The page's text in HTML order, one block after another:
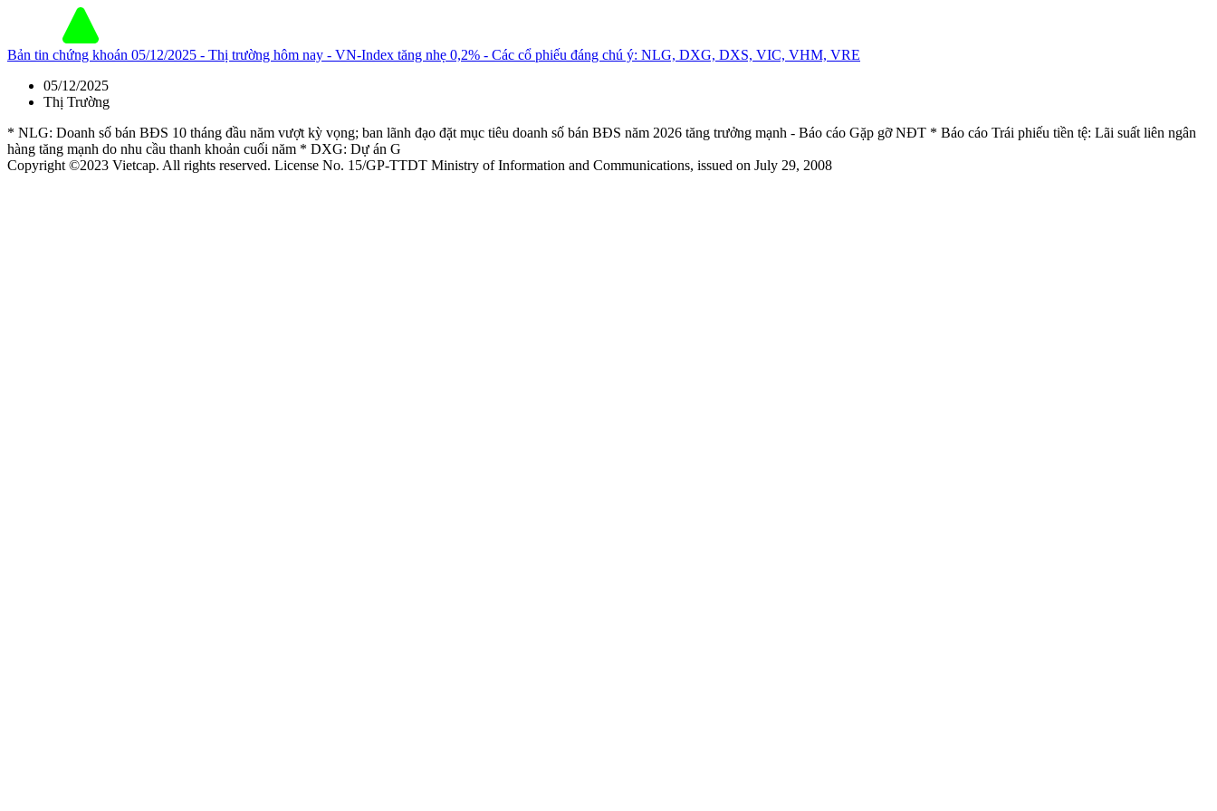
Bản tin chứng khoán 05/12/2025 - Thị trường hôm nay - VN-Index tăng nhẹ 0,2% - Các cổ phiếu đáng chú ý: NLG, DXG, DXS, VIC, VHM, VRE
05/12/2025
Thị Trường
* NLG: Doanh số bán BĐS 10 tháng đầu năm vượt kỳ vọng; ban lãnh đạo đặt mục tiêu doanh số bán BĐS năm 2026 tăng trưởng mạnh - Báo cáo Gặp gỡ NĐT * Báo cáo Trái phiếu tiền tệ: Lãi suất liên ngân
hàng tăng mạnh do nhu cầu thanh khoản cuối năm * DXG: Dự án G
Copyright ©2023 Vietcap. All rights reserved. License No. 15/GP-TTDT Ministry of Information and Communications, issued on July 29, 2008